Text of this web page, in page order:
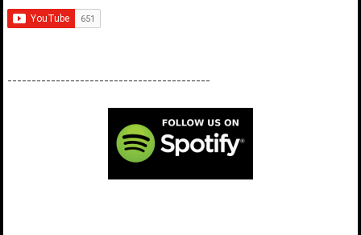
------------------------------------------